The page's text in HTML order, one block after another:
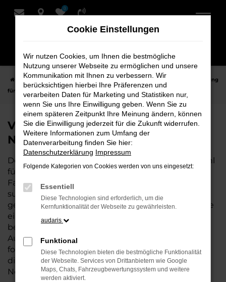
Zum
0
Startseite Nordenham VW VW Taigo
VW Taigo Tageszulassung
für Nordenham bei Schmidt + Koch
VW Taigo Tageszulassung für
Nordenham bei Schmidt + Koch
Der VW Taigo Tageszulassung ist die perfekte Wahl
für alle, die für Nordenham ein hochwertiges
Fahrzeug zu einem besonders attraktiven Preis
suchen. Als Neuwagen mit nur wenigen
gefahrenen Kilometern bietet er Ihnen alle Vorteile
eines neuen Fahrzeugs, jedoch zu deutlich
besseren Konditionen. Mit seiner modernen
Ausstattung, der hohen Effizienz und den
fortschrittlichen Sicherheitsfeatures ist der Taigo
die ideale Lösung für den Stadtverkehr für
Nordenham und längere Ausflüge ins Umland.
Cookie Einstellungen
Wir nutzen Cookies, um Ihnen die bestmögliche
Nutzung unserer Webseite zu ermöglichen und unsere
Kommunikation mit Ihnen zu verbessern. Wir
berücksichtigen hierbei Ihre Präferenzen und
verarbeiten Daten für Marketing und Statistiken nur,
wenn Sie uns Ihre Einwilligung geben. Wenn Sie zu
einem späteren Zeitpunkt Ihre Meinung ändern, können
Sie die Einwilligung jederzeit für die Zukunft widerrufen.
Weitere Informationen zum Umfang der
Datenverarbeitung finden Sie hier:
Datenschutzerklärung Impressum
Folgende Kategorien von Cookies werden von uns eingesetzt:
Essentiell
Diese Technologien sind erforderlich, um die
Kernfunktionalität der Webseite zu gewährleisten.
audaris
Funktional
Diese Technologien bieten die bestmögliche Funktionalität
der Webseite. Services von Drittanbietern wie Google
Maps, Chats, Fahrzeugbewertungssystem und weitere
werden aktiviert.